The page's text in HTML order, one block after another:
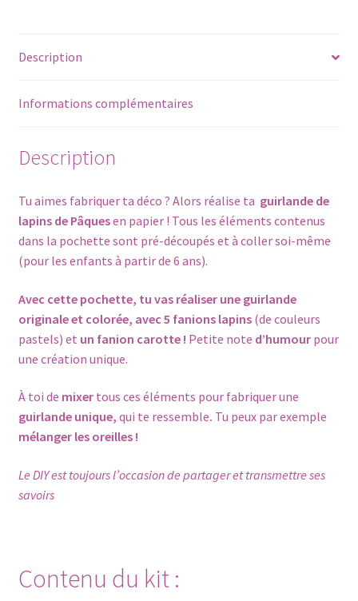
DE
-
Description
Informations complémentaires
Description
Tu aimes fabriquer ta déco ? Alors réalise ta guirlande de
lapins de Pâquesen papier ! Tous les éléments contenus
dans la pochette sont pré-découpés et à coller soi-même
(pour les enfants à partir de 6 ans).
Avec cette pochette, tu vas réaliser une guirlande
originale et colorée, avec 5 fanions lapins (de couleurs
pastels) et un fanion carotte ! Petite note d’humourpour
une création unique.
À toi de mixertous ces éléments pour fabriquer une
guirlande unique, qui te ressemble. Tu peux par exemple
mélanger les oreilles !
Le DIY est toujours l’occasion de partager et transmettre ses
savoirs
Contenu du kit :